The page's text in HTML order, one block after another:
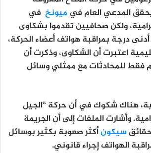
المدعي العام في ميونخ في
ولكن صحافيين تقدموا بشكاوى
درجة بمراقبة هواتف أعضاء الحركة،
اعتبرت أن الشكاوى، وذكرت أن
فقط للمحادثات مع ممثلي وسائل
هناك شكوك في أن حركة “الجيل
وأشارت الملفات إلى أن الجريمة
سيكونأكثر صعوبة بكثير بوسائل
الهواتف إجراء قانوني.